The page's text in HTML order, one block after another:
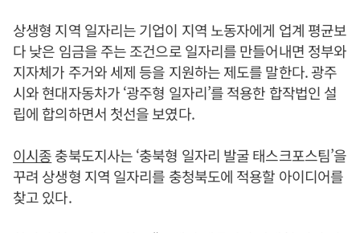
상생형 지역 일자리는 기업이 지역 노동자에게 업계 평균보
다 낮은 임금을 주는 조건으로 일자리를 만들어내면 정부와
지자체가 주거와 세제 등을 지원하는 제도를 말한다. 광주
시와 현대자동차가 ‘광주형 일자리’를 적용한 합작법인 설
립에 합의하면서 첫선을 보였다.
이시종충북도지사는 ‘충북형 일자리 발굴 태스크포스팀’을
꾸려 상생형 지역 일자리를 충청북도에 적용할 아이디어를
찾고 있다.